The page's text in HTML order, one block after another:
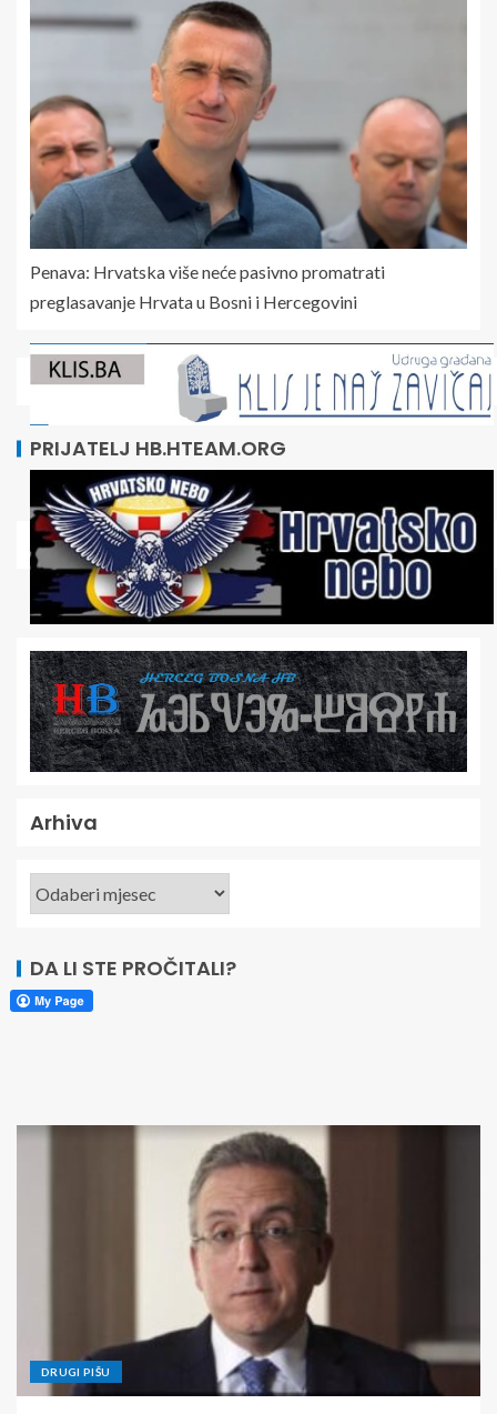
Penava: Hrvatska više neće pasivno promatrati
preglasavanje Hrvata u Bosni i Hercegovini
PRIJATELJ HB.HTEAM.ORG
Arhiva
DA LI STE PROČITALI?
DRUGI PIŠU